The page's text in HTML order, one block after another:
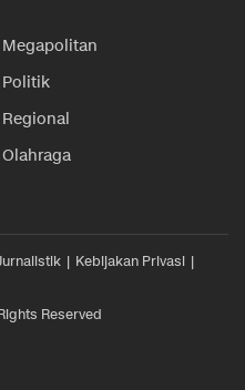
Megapolitan
Politik
Regional
Olahraga
Kebijakan Privasi
Reserved